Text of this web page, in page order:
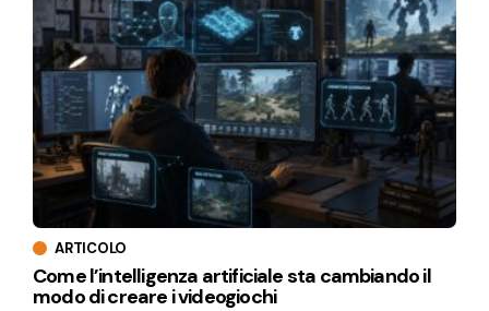
ARTICOLO
Come l’intelligenza artificiale sta cambiando il
modo di creare i videogiochi